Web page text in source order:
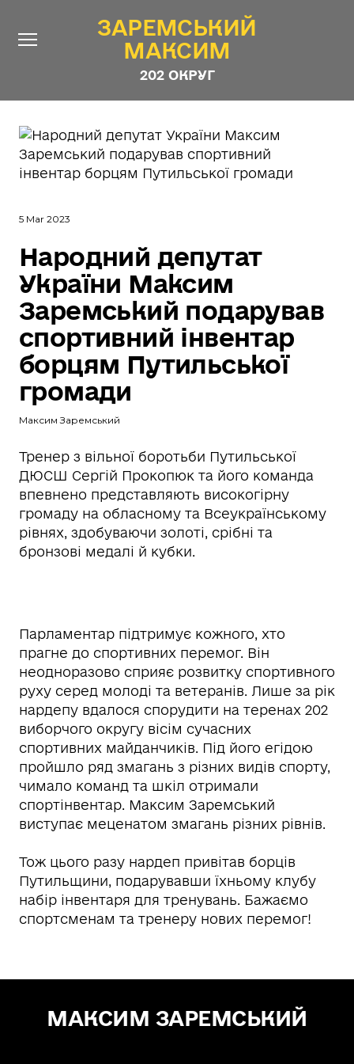
ЗАРЕМСЬКИЙ
МАКСИМ
202 ОКРУГ
ЗАРЕМСЬКИЙ
МАКСИМ
202 ОКРУГ
Новини
Звіти
Контакти
Анонімні опитування
Стежити за Депутатом
5 Mar 2023
Народний депутат
України Максим
Заремський подарував
спортивний інвентар
борцям Путильської
громади
Максим Заремський
Тренер з вільної боротьби Путильської
ДЮСШ Сергій Прокопюк та його команда
впевнено представляють високогірну
громаду на обласному та Всеукраїнському
рівнях, здобуваючи золоті, срібні та
бронзові медалі й кубки.
Парламентар підтримує кожного, хто
прагне до спортивних перемог. Він
неодноразово сприяє розвитку спортивного
руху серед молоді та ветеранів. Лише за рік
нардепу вдалося спорудити на теренах 202
виборчого округу вісім сучасних
спортивних майданчиків. Під його егідою
пройшло ряд змагань з різних видів спорту,
чимало команд та шкіл отримали
спортінвентар. Максим Заремський
виступає меценатом змагань різних рівнів.
Тож цього разу нардеп привітав борців
Путильщини, подарувавши їхньому клубу
набір інвентаря для тренувань. Бажаємо
спортсменам та тренеру нових перемог!
МАКСИМ ЗАРЕМСЬКИЙ